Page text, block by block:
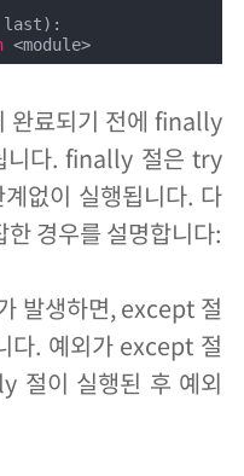
last):
<module>
료되기 전에 finally
니다. finally 절은 try
없이 실행됩니다. 다
경우를 설명합니다:
발생하면, except 절
다. 예외가 except 절
절이 실행된 후 예외